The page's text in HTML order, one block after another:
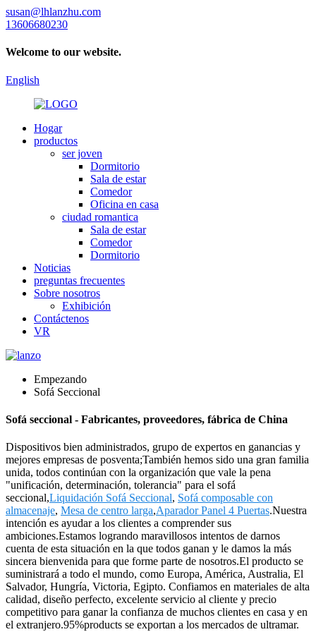
susan@lhlanzhu.com
13606680230
Welcome to our website.
English
Hogar
productos
ser joven
Dormitorio
Sala de estar
Comedor
Oficina en casa
ciudad romantica
Sala de estar
Comedor
Dormitorio
Noticias
preguntas frecuentes
Sobre nosotros
Exhibición
Contáctenos
VR
Empezando
Sofá Seccional
Sofá seccional - Fabricantes, proveedores, fábrica de China
Dispositivos bien administrados, grupo de expertos en ganancias y
mejores empresas de posventa;También hemos sido una gran familia
unida, todos continúan con la organización que vale la pena
"unificación, determinación, tolerancia" para el sofá
seccional,Liquidación Sofá Seccional, Sofá composable con
almacenaje, Mesa de centro larga,Aparador Panel 4 Puertas.Nuestra
intención es ayudar a los clientes a comprender sus
ambiciones.Estamos logrando maravillosos intentos de darnos
cuenta de esta situación en la que todos ganan y le damos la más
sincera bienvenida para que forme parte de nosotros.El producto se
suministrará a todo el mundo, como Europa, América, Australia, El
Salvador, Hungría, Victoria, Egipto. Confiamos en materiales de alta
calidad, diseño perfecto, excelente servicio al cliente y precio
competitivo para ganar la confianza de muchos clientes en casa y en
el extranjero.95%products se exportan a los mercados de ultramar.